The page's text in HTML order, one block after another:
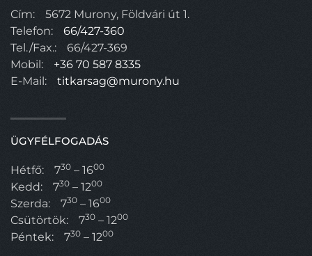
Cím:
5672 Murony, Földvári út 1.
Telefon:
66/427-360
Tel./Fax.:
66/427-369
Mobil:
+36 70 587 8335
E-Mail:
titkarsag@murony.hu
ÜGYFÉLFOGADÁS
Hétfő: 730 – 1600
Kedd: 730 – 1200
Szerda: 730 – 1600
Csütörtök: 730 – 1200
Péntek: 730 – 1200